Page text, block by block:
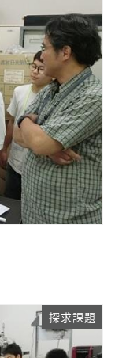
探求課題